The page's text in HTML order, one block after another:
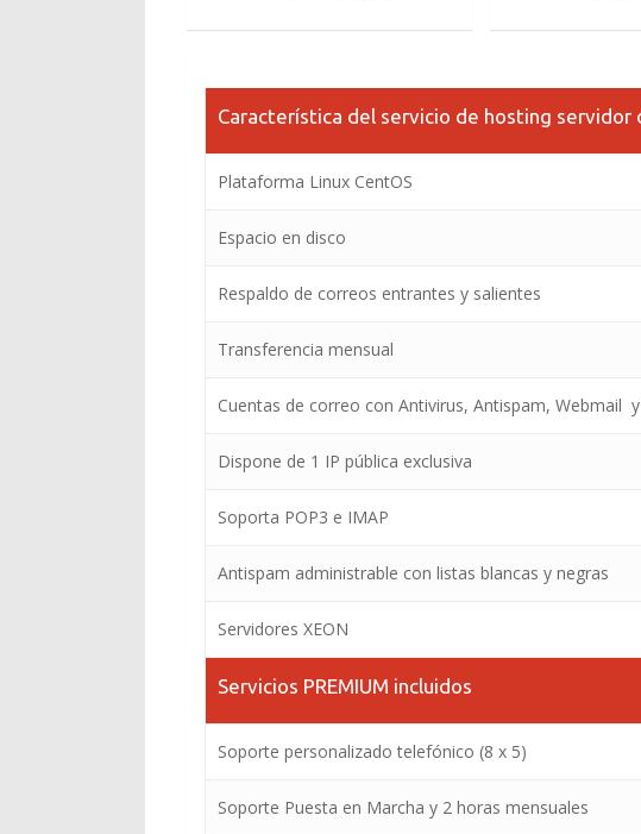
Característica del servicio de hosting servidor
Plataforma Linux CentOS
Espacio en disco
Respaldo de correos entrantes y salientes
Transferencia mensual
Cuentas de correo con Antivirus, Antispam, Webmail
Dispone de 1 IP pública exclusiva
Soporta POP3 e IMAP
Antispam administrable con listas blancas y negras
Servidores XEON
Servicios PREMIUM incluidos
Soporte personalizado telefónico (8 x 5)
Soporte Puesta en Marcha y 2 horas mensuales